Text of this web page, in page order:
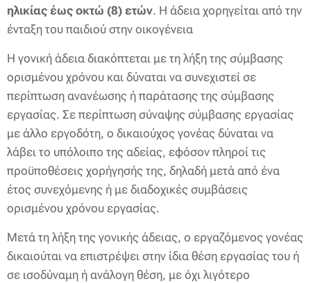
ηλικίας έως οκτώ (8) ετών. Η άδεια χορηγείται από την
ένταξη του παιδιού στην οικογένεια
Η γονική άδεια διακόπτεται με τη λήξη της σύμβασης
ορισμένου χρόνου και δύναται να συνεχιστεί σε
περίπτωση ανανέωσης ή παράτασης της σύμβασης
εργασίας. Σε περίπτωση σύναψης σύμβασης εργασίας
με άλλο εργοδότη, ο δικαιούχος γονέας δύναται να
λάβει το υπόλοιπο της αδείας, εφόσον πληροί τις
προϋποθέσεις χορήγησής της, δηλαδή μετά από ένα
έτος συνεχόμενης ή με διαδοχικές συμβάσεις
ορισμένου χρόνου εργασίας.
Μετά τη λήξη της γονικής άδειας, ο εργαζόμενος γονέας
δικαιούται να επιστρέψει στην ίδια θέση εργασίας του ή
σε ισοδύναμη ή ανάλογη θέση, με όχι λιγότερο